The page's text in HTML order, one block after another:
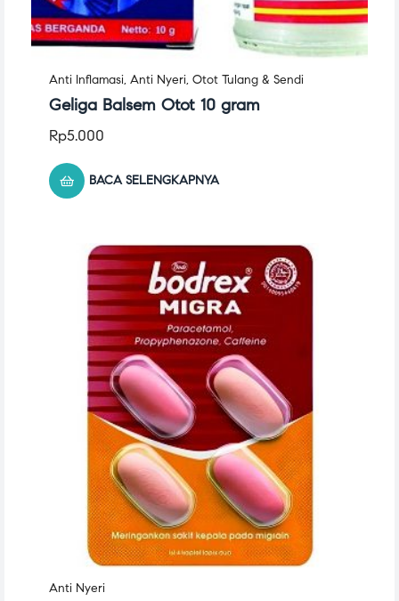
Anti Inflamasi, Anti Nyeri, Otot Tulang & Sendi
Geliga Balsem Otot 10 gram
Rp5.000
BACA SELENGKAPNYA
Anti Nyeri